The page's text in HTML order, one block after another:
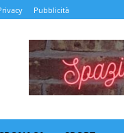
Pubblicità